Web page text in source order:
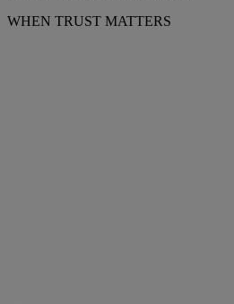
WHEN TRUST MATTERS